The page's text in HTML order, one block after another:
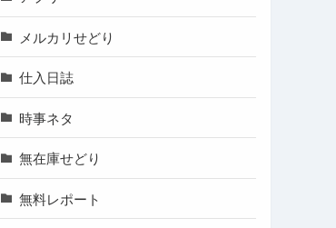
メルカリせどり
仕入日誌
時事ネタ
無在庫せどり
無料レポート